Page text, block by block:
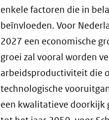
enkele factoren die in
beïnvloeden. Voor
2027 een economische
groei zal vooral worden
arbeidsproductiviteit die
technologische
een kwalitatieve doorkijk